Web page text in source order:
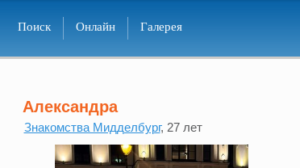
Поиск Онлайн Галерея
Александра
Знакомства Мидделбург, 27 лет